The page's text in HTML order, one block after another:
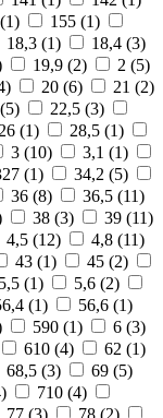
1) 155 (1)
18,3 (1) 18,4 (3)
19,9 (2) 2 (5)
) 20 (6) 21 (2)
5) 22,5 (3)
26 (1) 28,5 (1)
3 (10) 3,1 (1)
(1) 34,2 (5)
36 (8) 36,5 (11)
38 (3) 39 (11)
4,5 (12) 4,8 (11)
43 (1) 45 (2)
5,5 (1) 5,6 (2)
(1) 56,6 (1)
590 (1) 6 (3)
610 (4) 62 (1)
68,5 (3) 69 (5)
) 710 (4)
77 (3) 78 (2)